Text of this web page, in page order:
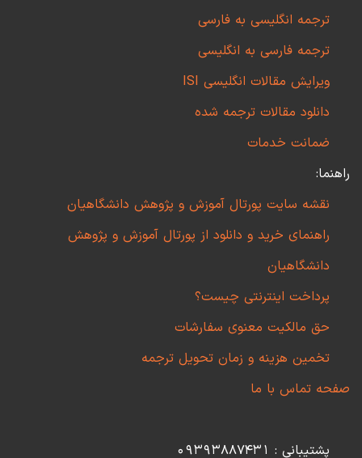
ترجمه انگلیسی به فارسی
ترجمه فارسی به انگلیسی
ویرایش مقالات انگلیسی ISI
دانلود مقالات ترجمه شده
ضمانت خدمات
راهنما:
نقشه سایت پورتال آموزش و پژوهش دانشگاهیان
راهنمای خرید و دانلود از پورتال آموزش و پژوهش
دانشگاهیان
پرداخت اینترنتی چیست؟
حق مالکیت معنوی سفارشات
تخمین هزینه و زمان تحویل ترجمه
صفحه تماس با ما
پشتیبانی : 09393887431